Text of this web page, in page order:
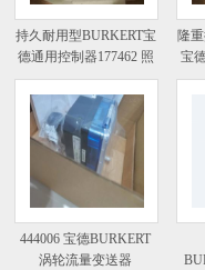
持久耐用型BURKERT宝
德通用控制器177462 照
明控制器
隆
宝
444006 宝德BURKERT
涡轮流量变送器